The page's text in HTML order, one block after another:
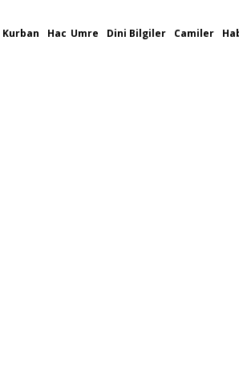
Kurban Hac Umre Dini Bilgiler Camiler